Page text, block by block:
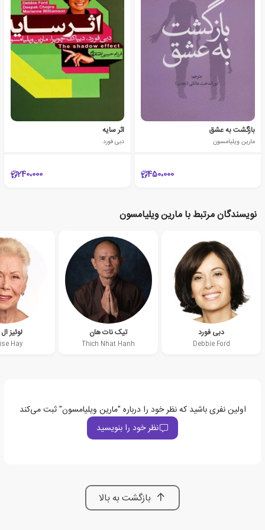
بازگشت به عشق
مارین ویلیامسون
450،000
اثر سایه
دبی فورد
240،000
نویسندگان مرتبط با مارین ویلیامسون
دبی فورد
Debbie Ford
تیک نات هان
Thich Nhat Hanh
لوئیز
Hay
اولین نفری باشید که نظر خود را درباره "مارین ویلیامسون" ثبت می‌کند
نظر خود را بنویسید
بازگشت به بالا